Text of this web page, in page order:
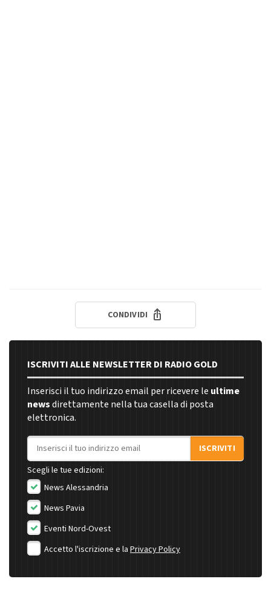
CONDIVIDI
ISCRIVITI ALLE NEWSLETTER DI RADIO GOLD
Inserisci il tuo indirizzo email per ricevere le ultime
newsdirettamente nella tua casella di posta
elettronica.
Indirizzo email
ISCRIVITI
Scegli le tue edizioni:
News Alessandria
News Pavia
Eventi Nord-Ovest
Accetto l'iscrizione e la Privacy Policy